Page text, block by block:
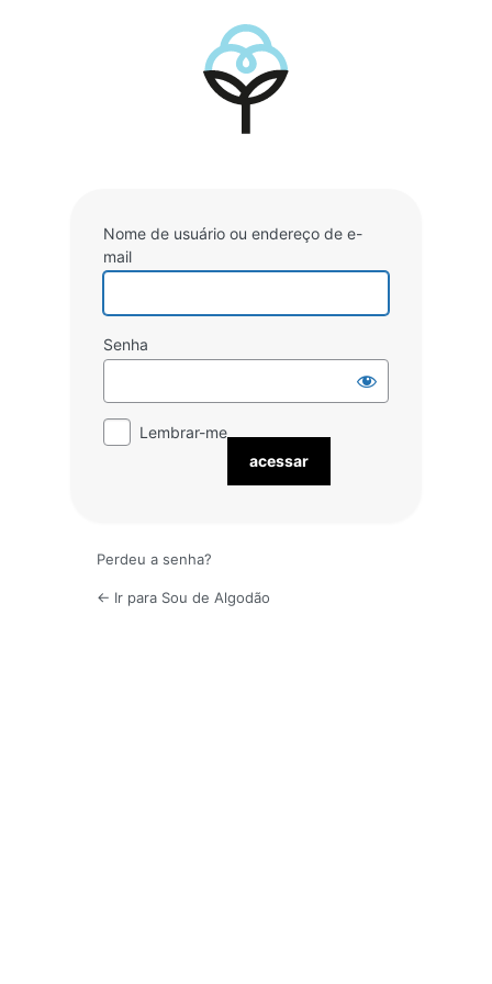
Nome de usuário ou endereço de e-
mail
Senha
Lembrar-me
Perdeu a senha?
← Ir para Sou de Algodão